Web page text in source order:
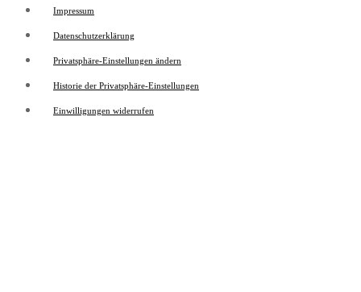
Impressum
Datenschutzerklärung
Privatsphäre-Einstellungen ändern
Historie der Privatsphäre-Einstellungen
Einwilligungen widerrufen